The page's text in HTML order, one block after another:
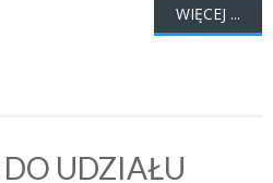
WIĘCEJ ...
UDZIAŁU